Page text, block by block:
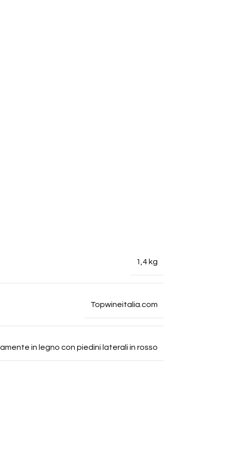
1,4 kg
Topwineitalia.com
in legno con piedini laterali in rosso